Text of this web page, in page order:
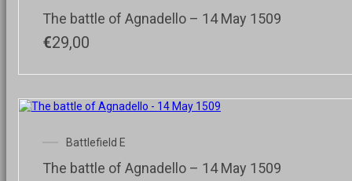
The battle of Agnadello – 14 May 1509
€29,00
Battlefield E
The battle of Agnadello – 14 May 1509